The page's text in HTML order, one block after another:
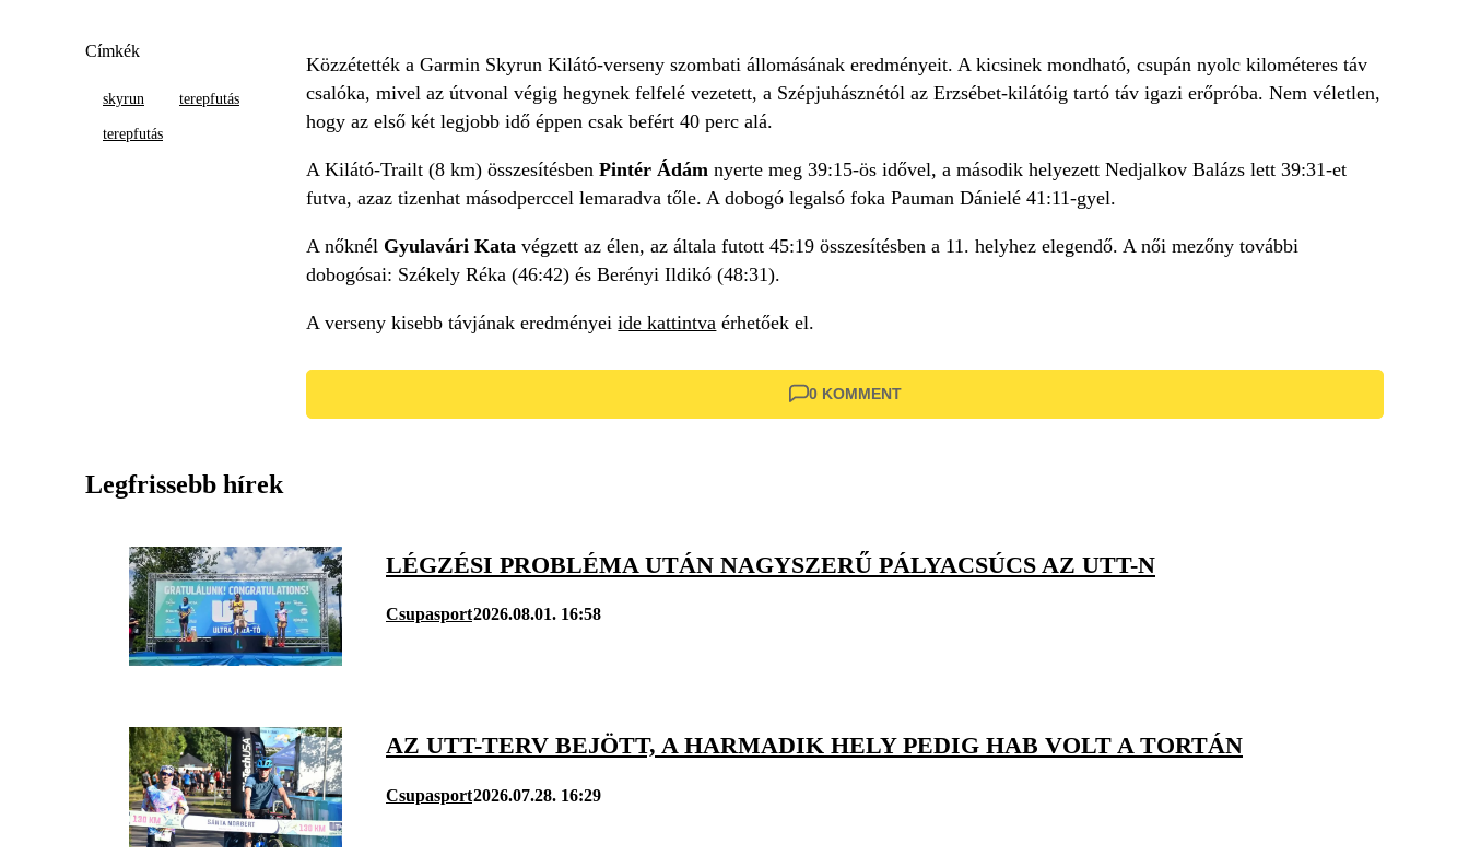
Címkék
skyrun terepfutás
terepfutás
Közzétették a Garmin Skyrun Kilátó-verseny szombati állomásának eredményeit. A kicsinek mondható, csupán nyolc kilométeres táv
csalóka, mivel az útvonal végig hegynek felfelé vezetett, a Szépjuhásznétól az Erzsébet-kilátóig tartó táv igazi erőpróba. Nem véletlen,
hogy az első két legjobb idő éppen csak befért 40 perc alá.
A Kilátó-Trailt (8 km) összesítésbenPintér Ádám nyerte meg 39:15-ös idővel, a második helyezett Nedjalkov Balázs lett 39:31-et
futva, azaz tizenhat másodperccel lemaradva tőle. A dobogó legalsó foka Pauman Dánielé 41:11-gyel.
A nőknél Gyulavári Kata végzett az élen, az általa futott 45:19 összesítésben a 11. helyhez elegendő. A női mezőny további
dobogósai: Székely Réka (46:42) és Berényi Ildikó (48:31).
A verseny kisebb távjának eredményeiide kattintva érhetőek el.
0 KOMMENT
Legfrissebb hírek
LÉGZÉSI PROBLÉMA UTÁN NAGYSZERŰ PÁLYACSÚCS AZ UTT-N
Csupasport2026.08.01. 16:58
AZ UTT-TERV BEJÖTT, A HARMADIK HELY PEDIG HAB VOLT A TORTÁN
Csupasport2026.07.28. 16:29